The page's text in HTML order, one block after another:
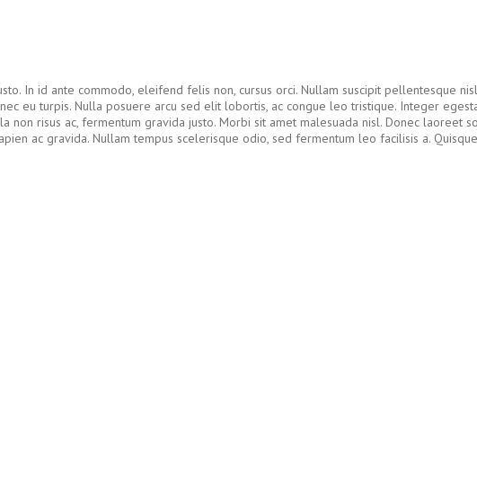
In id ante commodo, eleifend felis non, cursus orci. Nullam suscipit pellentesque
eu turpis. Nulla posuere arcu sed elit lobortis, ac congue leo tristique. Integer
risus ac, fermentum gravida justo. Morbi sit amet malesuada nisl. Donec laoreet
ac gravida. Nullam tempus scelerisque odio, sed fermentum leo facilisis a.